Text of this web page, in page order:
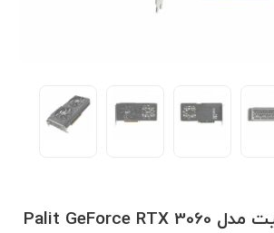
کارت گرافیک پلیت مدل Palit GeForce RTX 3060